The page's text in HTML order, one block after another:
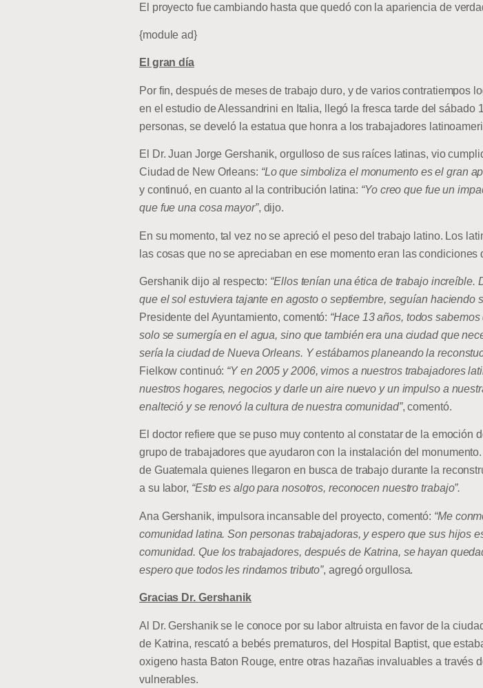
El proyecto fue cambiando hasta que quedó con la apariencia de
{module ad}
El gran día
Por fin, después de meses de trabajo duro, y de varios contratiempos
en el estudio de Alessandrini en Italia, llegó la fresca tarde del sábado
personas, se develó la estatua que honra a los trabajadores
El Dr. Juan Jorge Gershanik, orgulloso de sus raíces latinas, vio
Ciudad de New Orleans: “Lo que simboliza el monumento es el gran
y continuó, en cuanto al la contribución latina: “Yo creo que fue un
que fue una cosa mayor”, dijo.
En su momento, tal vez no se apreció el peso del trabajo latino. Los
las cosas que no se apreciaban en ese momento eran las condiciones
Gershanik dijo al respecto: “Ellos tenían una ética de trabajo increíble.
que el sol estuviera tajante en agosto o septiembre, seguían haciendo
Presidente del Ayuntamiento, comentó: “Hace 13 años, todos
solo se sumergía en el agua, sino que también era una ciudad que
sería la ciudad de Nueva Orleans. Y estábamos planeando la
Fielkow continuó: “Y en 2005 y 2006, vimos a nuestros trabajadores
nuestros hogares, negocios y darle un aire nuevo y un impulso a
enalteció y se renovó la cultura de nuestra comunidad”, comentó.
El doctor refiere que se puso muy contento al constatar de la emoción
grupo de trabajadores que ayudaron con la instalación del
de Guatemala quienes llegaron en busca de trabajo durante la
a su labor, “Esto es algo para nosotros, reconocen nuestro trabajo”.
Ana Gershanik, impulsora incansable del proyecto, comentó: “Me
comunidad latina. Son personas trabajadoras, y espero que sus hijos
comunidad. Que los trabajadores, después de Katrina, se hayan
espero que todos les rindamos tributo”, agregó orgullosa.
Gracias Dr. Gershanik
Al Dr. Gershanik se le conoce por su labor altruista en favor de la
de Katrina, rescató a bebés prematuros, del Hospital Baptist, que
oxigeno hasta Baton Rouge, entre otras hazañas invaluables a través
vulnerables.